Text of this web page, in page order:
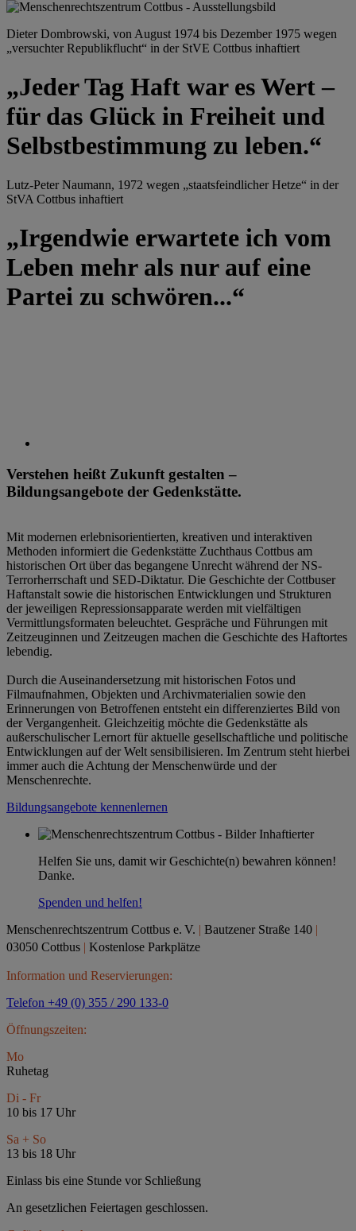
Dieter Dombrowski, von August 1974 bis Dezember 1975 wegen
„versuchter Republikflucht“ in der StVE Cottbus inhaftiert
„Jeder Tag Haft war es Wert –
für das Glück in Freiheit und
Selbstbestimmung zu leben.“
Lutz-Peter Naumann, 1972 wegen „staatsfeindlicher Hetze“ in der
StVA Cottbus inhaftiert
„Irgendwie erwartete ich vom
Leben mehr als nur auf eine
Partei zu schwören...“
Verstehen heißt Zukunft gestalten –
Bildungsangebote der Gedenkstätte.
Mit modernen erlebnisorientierten, kreativen und interaktiven
Methoden informiert die Gedenkstätte Zuchthaus Cottbus am
historischen Ort über das begangene Unrecht während der NS-
Terrorherrschaft und SED-Diktatur. Die Geschichte der Cottbuser
Haftanstalt sowie die historischen Entwicklungen und Strukturen
der jeweiligen Repressionsapparate werden mit vielfältigen
Vermittlungsformaten beleuchtet. Gespräche und Führungen mit
Zeitzeuginnen und Zeitzeugen machen die Geschichte des Haftortes
lebendig.
Durch die Auseinandersetzung mit historischen Fotos und
Filmaufnahmen, Objekten und Archivmaterialien sowie den
Erinnerungen von Betroffenen entsteht ein differenziertes Bild von
der Vergangenheit. Gleichzeitig möchte die Gedenkstätte als
außerschulischer Lernort für aktuelle gesellschaftliche und politische
Entwicklungen auf der Welt sensibilisieren. Im Zentrum steht hierbei
immer auch die Achtung der Menschenwürde und der
Menschenrechte.
Bildungsangebote kennenlernen
Helfen Sie uns, damit wir Geschichte(n) bewahren können!
Danke.
Spenden und helfen!
Menschenrechtszentrum Cottbus e. V. | Bautzener Straße 140 |
03050 Cottbus | Kostenlose Parkplätze
Information und Reservierungen:
Telefon +49 (0) 355 / 290 133-0
Öffnungszeiten:
Mo
Ruhetag
Di - Fr
10 bis 17 Uhr
Sa + So
13 bis 18 Uhr
Einlass bis eine Stunde vor Schließung
An gesetzlichen Feiertagen geschlossen.